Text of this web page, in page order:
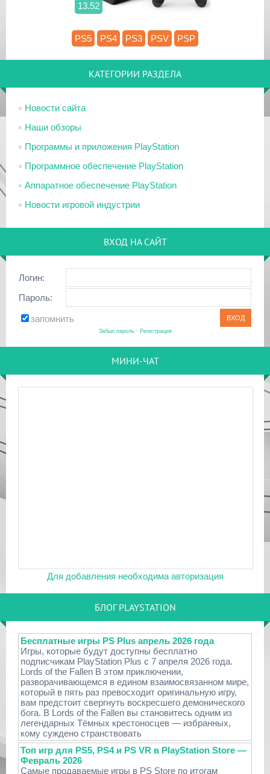
13.52
PS5 PS4 PS3 PSV PSP
КАТЕГОРИИ РАЗДЕЛА
Новости сайта
Наши обзоры
Программы и приложения PlayStation
Программное обеспечение PlayStation
Аппаратное обеспечение PlayStation
Новости игровой индустрии
ВХОД НА САЙТ
Логин:
Пароль:
запомнить
Забыл пароль· Регистрация
МИНИ-ЧАТ
Для добавления необходима авторизация
БЛОГ PLAYSTATION
Бесплатные игры PS Plus апрель 2026 года
Игры, которые будут доступны бесплатно
подписчикам PlayStation Plus с 7 апреля 2026 года.
Lords of the Fallen В этом приключении,
разворачивающемся в едином взаимосвязанном мире,
который в пять раз превосходит оригинальную игру,
вам предстоит свергнуть воскресшего демонического
бога. В Lords of the Fallen вы становитесь одним из
легендарных Тёмных крестоносцев — избранных,
кому суждено странствовать
Топ игр для PS5, PS4 и PS VR в PlayStation Store —
Февраль 2026
Самые продаваемые игры в PS Store по итогам